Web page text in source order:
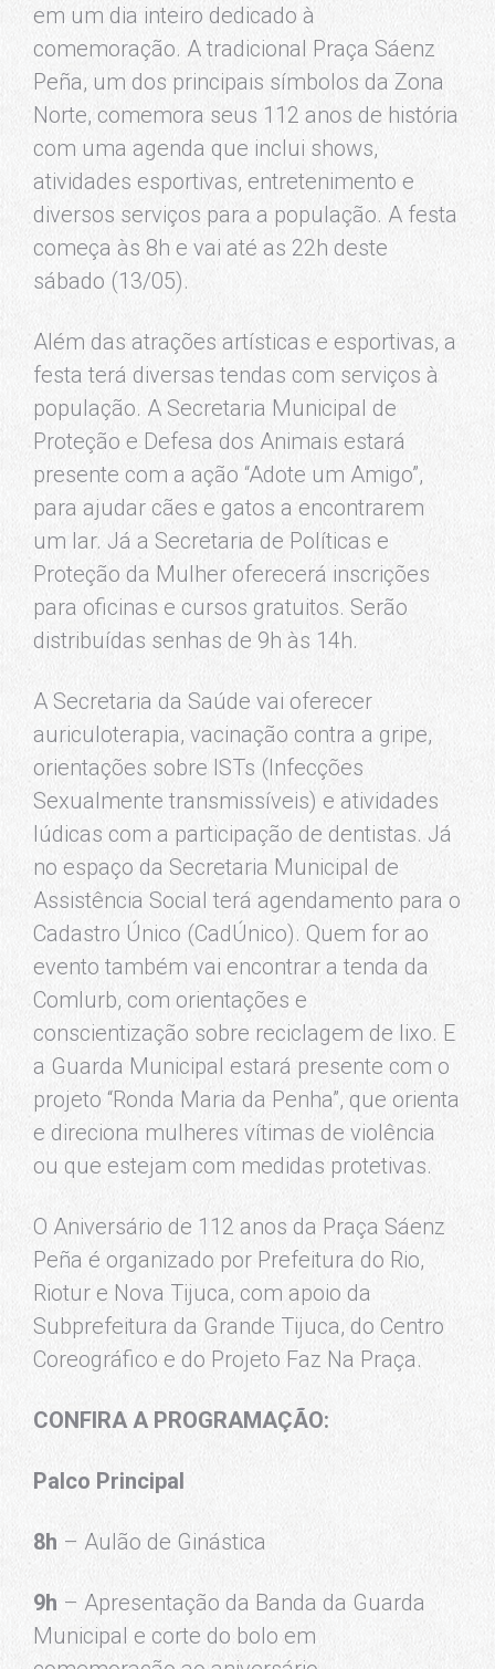
em um dia inteiro dedicado à
comemoração. A tradicional Praça Sáenz
Peña, um dos principais símbolos da Zona
Norte, comemora seus 112 anos de história
com uma agenda que inclui shows,
atividades esportivas, entretenimento e
diversos serviços para a população. A festa
começa às 8h e vai até as 22h deste
sábado (13/05).
Além das atrações artísticas e esportivas, a
festa terá diversas tendas com serviços à
população. A Secretaria Municipal de
Proteção e Defesa dos Animais estará
presente com a ação “Adote um Amigo”,
para ajudar cães e gatos a encontrarem
um lar. Já a Secretaria de Políticas e
Proteção da Mulher oferecerá inscrições
para oficinas e cursos gratuitos. Serão
distribuídas senhas de 9h às 14h.
A Secretaria da Saúde vai oferecer
auriculoterapia, vacinação contra a gripe,
orientações sobre ISTs (Infecções
Sexualmente transmissíveis) e atividades
lúdicas com a participação de dentistas. Já
no espaço da Secretaria Municipal de
Assistência Social terá agendamento para o
Cadastro Único (CadÚnico). Quem for ao
evento também vai encontrar a tenda da
Comlurb, com orientações e
conscientização sobre reciclagem de lixo. E
a Guarda Municipal estará presente com o
projeto “Ronda Maria da Penha”, que orienta
e direciona mulheres vítimas de violência
ou que estejam com medidas protetivas.
O Aniversário de 112 anos da Praça Sáenz
Peña é organizado por Prefeitura do Rio,
Riotur e Nova Tijuca, com apoio da
Subprefeitura da Grande Tijuca, do Centro
Coreográfico e do Projeto Faz Na Praça.
CONFIRA A PROGRAMAÇÃO:
Palco Principal
8h – Aulão de Ginástica
9h – Apresentação da Banda da Guarda
Municipal e corte do bolo em